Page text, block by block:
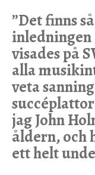
”Det finns
inledningen
visades på
alla
veta
jag John
åldern, och
ett helt